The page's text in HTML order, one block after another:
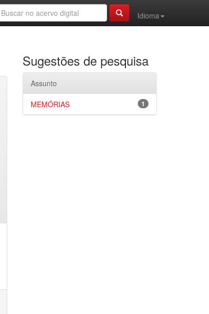
Idioma
Sugestões de pesquisa
Assunto
1
MEMÓRIAS